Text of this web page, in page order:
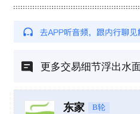
更多交易细节浮出水
东家 B轮